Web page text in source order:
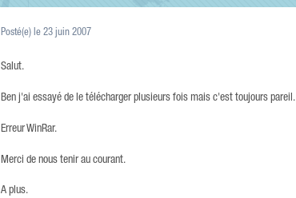
Posté(e) le 23 juin 2007
Salut.
Ben j'ai essayé de le télécharger plusieurs fois mais c'est toujours pareil.
Erreur WinRar.
Merci de nous tenir au courant.
A plus.